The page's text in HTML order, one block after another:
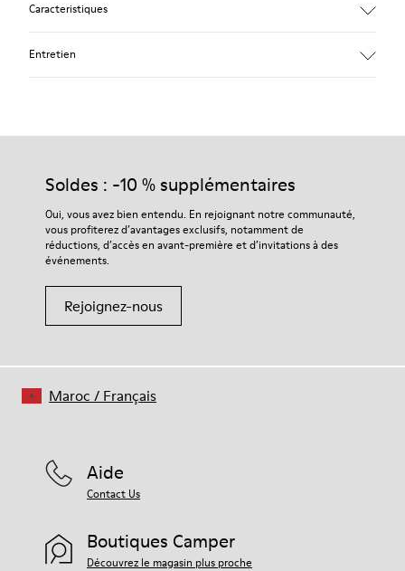
Caracteristiques
Doublure : 46 % Polyester - 34 % Textile - 20 % Cuir de porc.
Entretien
Nos chaussures sont confectionnées à partir de matières haut
durabilité accrue de vos chaussures.
Pour obtenir des instructions détaillées sur l’entretien de
votre paire de chaussures, consultez notreguide d’entretien
Soldes : -10 % supplémentaires
Oui, vous avez bien entendu. En rejoignant notre communauté,
vous profiterez d’avantages exclusifs, notamment de
réductions, d’accès en avant-première et d’invitations à des
événements.
Rejoignez-nous
Aide
Contact Us
Boutiques Camper
Découvrez le magasin plus proche
Maroc / Français